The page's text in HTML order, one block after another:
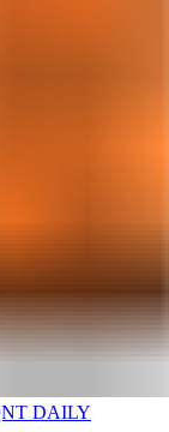
DAILY